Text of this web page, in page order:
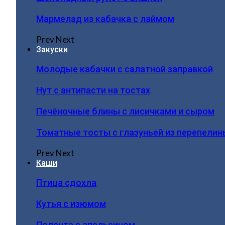
Мармелад из кабачка с лаймом
PrevNext
Закуски
Молодые кабачки с салатной заправкой
Нут с антипасти на тостах
Печёночные блины с лисичками и сыром
Томатные тосты с глазуньей из
PrevNext
Каши
Птица сдохла
Кутья с изюмом